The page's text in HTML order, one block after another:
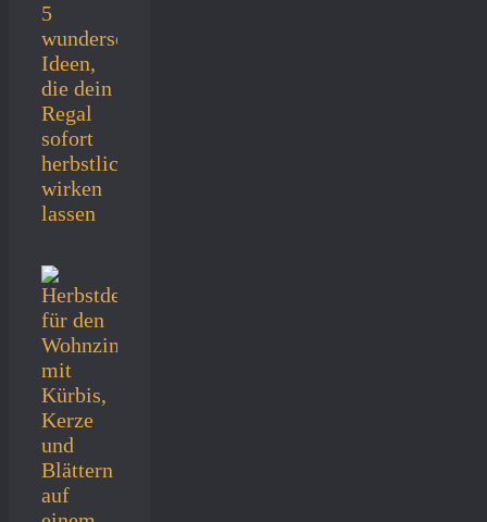
5
wunderschöne
Ideen,
die dein
Regal
sofort
herbstlich
wirken
lassen